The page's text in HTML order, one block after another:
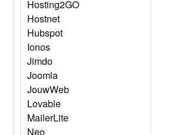
Hosting2GO
Hostnet
Hubspot
Ionos
Jimdo
Joomla
JouwWeb
Lovable
MailerLite
Neo